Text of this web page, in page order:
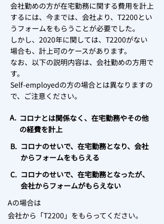
会社勤めの方が在宅勤務に関する費用を計上
するには、今までは、会社より、T2200とい
うフォームをもらうことが必要でした。
しかし、2020年に関しては、T2200がない
場合も、計上可のケースがあります。
なお、以下の説明内容は、会社勤めの方用で
す。
Self-employedの方の場合とは異なりますの
で、ご注意ください。
A. コロナとは関係なく、在宅勤務やその他
の経費を計上
B. コロナのせいで、在宅勤務となり、会社
からフォームをもらえる
C. コロナのせいで、在宅勤務となったが、
会社からフォームがもらえない
Aの場合は
会社から「T2200」をもらってください。